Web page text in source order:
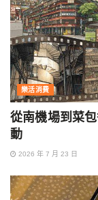
樂活消費
從南機場到菜
動
2026 年 7 月 23 日